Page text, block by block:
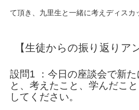
て頂き、九里生と一緒に考えディスカ
【生徒からの振り返りア
設問1 ：今日の座談会で新た
と、考えたこと、学んだこ
してください。